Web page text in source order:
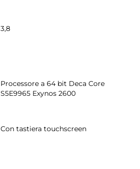
3,8
Processore a 64 bit Deca Core
S5E9965 Exynos 2600
Con tastiera touchscreen